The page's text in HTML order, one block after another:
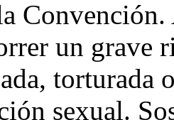
un grave
torturada
sexual.